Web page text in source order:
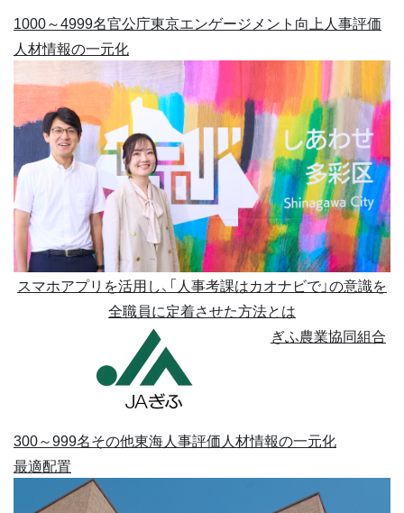
1000～4999名官公庁東京エンゲージメント向上 人事評価
人材情報の一元化
スマホアプリを活用し、「人事考課はカオナビで」の意識を
全職員に定着させた方法とは
ぎふ農業協同組合
300～999名その他東海人事評価人材情報の一元化
最適配置